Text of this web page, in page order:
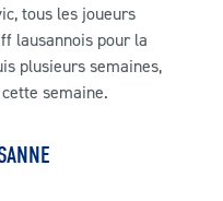
tous les joueurs
lausannois pour la
plusieurs semaines,
semaine.